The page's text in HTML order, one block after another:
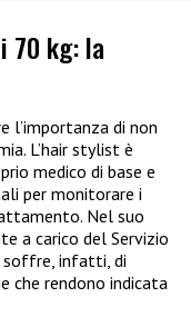
70 kg: la
di non
L’hair stylist è
medico di base e
per monitorare i
Nel suo
a carico del Servizio
infatti, di
che rendono indicata